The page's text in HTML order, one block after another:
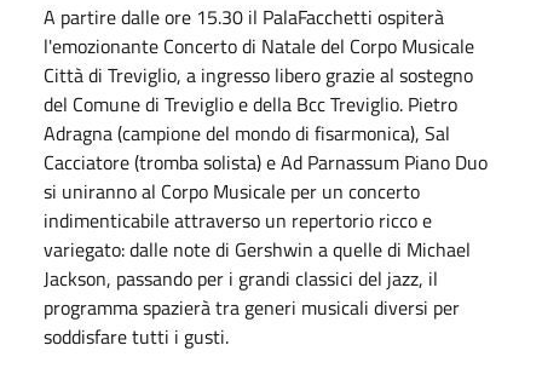
A partire dalle ore 15.30 il PalaFacchetti ospiterà
l'emozionante Concerto di Natale del Corpo Musicale
Città di Treviglio, a ingresso libero grazie al sostegno
del Comune di Treviglio e della Bcc Treviglio. Pietro
Adragna (campione del mondo di fisarmonica), Sal
Cacciatore (tromba solista) e Ad Parnassum Piano Duo
si uniranno al Corpo Musicale per un concerto
indimenticabile attraverso un repertorio ricco e
variegato: dalle note di Gershwin a quelle di Michael
Jackson, passando per i grandi classici del jazz, il
programma spazierà tra generi musicali diversi per
soddisfare tutti i gusti.